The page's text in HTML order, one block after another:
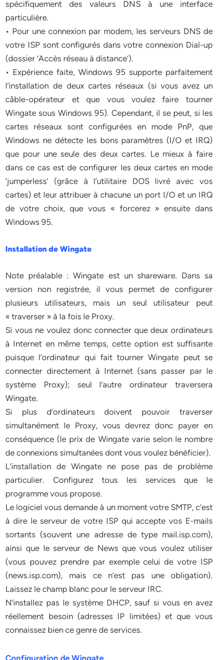
spécifiquement des valeurs DNS à une interface
particulière.
• Pour une connexion par modem, les serveurs DNS de
votre ISP sont configurés dans votre connexion Dial-up
(dossier ‘Accès réseau à distance’).
• Expérience faite, Windows 95 supporte parfaitement
l’installation de deux cartes réseaux (si vous avez un
câble-opérateur et que vous voulez faire tourner
Wingate sous Windows 95). Cependant, il se peut, si les
cartes réseaux sont configurées en mode PnP, que
Windows ne détecte les bons paramètres (I/O et IRQ)
que pour une seule des deux cartes. Le mieux à faire
dans ce cas est de configurer les deux cartes en mode
‘jumperless’ (grâce à l’utilitaire DOS livré avec vos
cartes) et leur attribuer à chacune un port I/O et un IRQ
de votre choix, que vous « forcerez » ensuite dans
Windows 95.
Installation de Wingate
Note préalable : Wingate est un shareware. Dans sa
version non registrée, il vous permet de configurer
plusieurs utilisateurs, mais un seul utilisateur peut
« traverser » à la fois le Proxy.
Si vous ne voulez donc connecter que deux ordinateurs
à Internet en même temps, cette option est suffisante
puisque l’ordinateur qui fait tourner Wingate peut se
connecter directement à Internet (sans passer par le
système Proxy); seul l’autre ordinateur traversera
Wingate.
Si plus d’ordinateurs doivent pouvoir traverser
simultanément le Proxy, vous devrez donc payer en
conséquence (le prix de Wingate varie selon le nombre
de connexions simultanées dont vous voulez bénéficier).
L’installation de Wingate ne pose pas de problème
particulier. Configurez tous les services que le
programme vous propose.
Le logiciel vous demande à un moment votre SMTP, c’est
à dire le serveur de votre ISP qui accepte vos E-mails
sortants (souvent une adresse de type mail.isp.com),
ainsi que le serveur de News que vous voulez utiliser
(vous pouvez prendre par exemple celui de votre ISP
(news.isp.com), mais ce n’est pas une obligation).
Laissez le champ blanc pour le serveur IRC.
N’installez pas le système DHCP, sauf si vous en avez
réellement besoin (adresses IP limitées) et que vous
connaissez bien ce genre de services.
Configuration de Wingate